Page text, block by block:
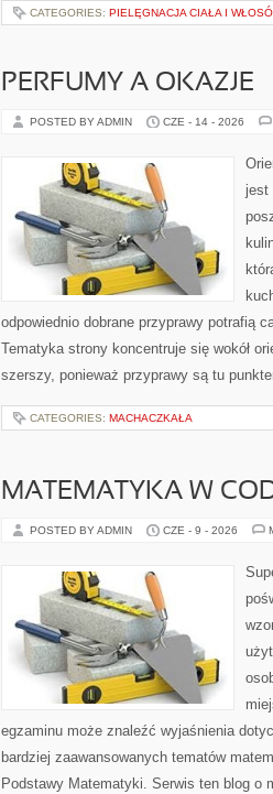
CATEGORIES: PIELĘGNACJA CIAŁA I
PERFUMY A OKAZJE
POSTED BY ADMIN CZE - 14 - 2026
jest
odpowiednio dobrane przyprawy potrafią
Tematyka strony koncentruje się wokół
szerszy, ponieważ przyprawy są tu
CATEGORIES: MACHACZKAŁA
MATEMATYKA W
POSTED BY ADMIN CZE - 9 - 2026
egzaminu może znaleźć wyjaśnienia
bardziej zaawansowanych tematów
Podstawy Matematyki. Serwis ten blog